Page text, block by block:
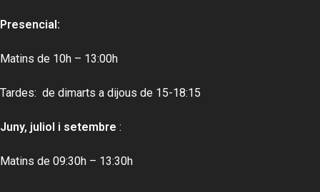
Presencial:
Matins de 10h – 13:00h
Tardes: de dimarts a dijous de 15-18:15
Juny, juliol i setembre :
Matins de 09:30h – 13:30h